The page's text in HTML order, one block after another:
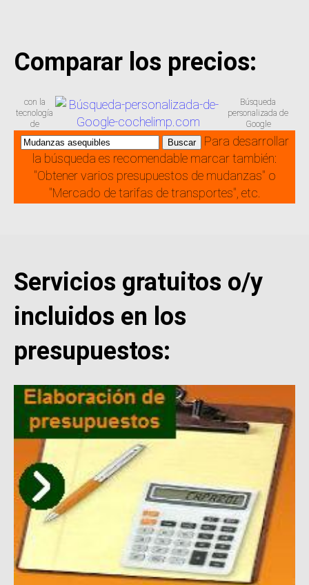
Comparar los precios:
con la
tecnología
de
Búsqueda
personalizada de
Google
Para desarrollar
la búsqueda es recomendable marcar también:
"Obtener varios presupuestos de mudanzas" o
"Mercado de tarifas de transportes", etc.
Servicios gratuitos o/y
incluidos en los
presupuestos: